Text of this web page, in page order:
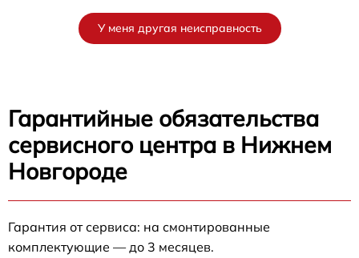
У меня другая неисправность
Гарантийные обязательства
сервисного центра в Нижнем
Новгороде
Гарантия от сервиса: на смонтированные
комплектующие — до 3 месяцев.